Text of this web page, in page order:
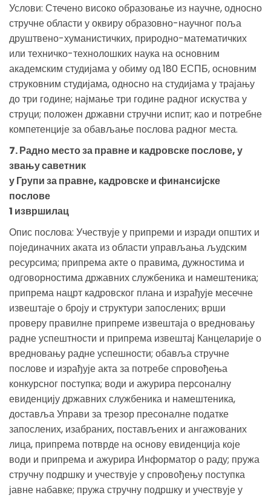
Услови: Стечено високо образовање из научне, односно
стручне области у оквиру образовно-научног поља
друштвено-хуманистичких, природно-математичких
или техничко-технолошких наука на основним
академским студијама у обиму од 180 ЕСПБ, основним
струковним студијама, односно на студијама у трајању
до три године; најмање три године радног искуства у
струци; положен државни стручни испит; као и потребне
компетенције за обављање послова радног места.
7. Радно место за правне и кадровске послове, у
звању саветник
у Групи за правне, кадровске и финансијске
послове
1 извршилац
Опис послова: Учествује у припреми и изради општих и
појединачних аката из области управљања људским
ресурсима; припрема акте о правима, дужностима и
одговорностима државних службеника и намештеника;
припрема нацрт кадровског плана и израђује месечне
извештаје о броју и структури запослених; врши
проверу правилне припреме извештаја о вредновању
радне успештности и припрема извештај Канцеларије о
вредновању радне успешности; обавља стручне
послове и израђује акта за потребе спровођења
конкурсног поступка; води и ажурира персоналну
евиденцију државних службеника и намештеника,
доставља Управи за трезор пресоналне податке
запослених, изабраних, постављених и ангажованих
лица, припрема потврде на основу евиденција које
води и припрема и ажурира Информатор о раду; пружа
стручну подршку и учествује у спровођењу поступка
јавне набавке; пружа стручну подршку и учествује у